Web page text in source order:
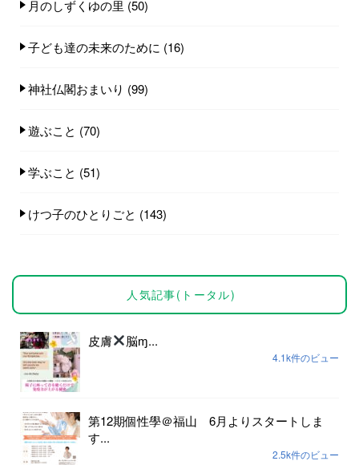
月のしずくゆの里 (50)
子ども達の未来のために (16)
神社仏閣おまいり (99)
遊ぶこと (70)
学ぶこと (51)
けつ子のひとりごと (143)
人気記事(トータル)
皮膚 脳ɱ...
4.1k件のビュー
第12期個性學＠福山 6月よりスタートしま
す...
2.5k件のビュー